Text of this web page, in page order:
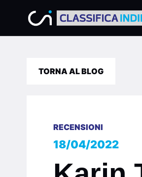
TORNA AL BLOG
RECENSIONI
18/04/2022